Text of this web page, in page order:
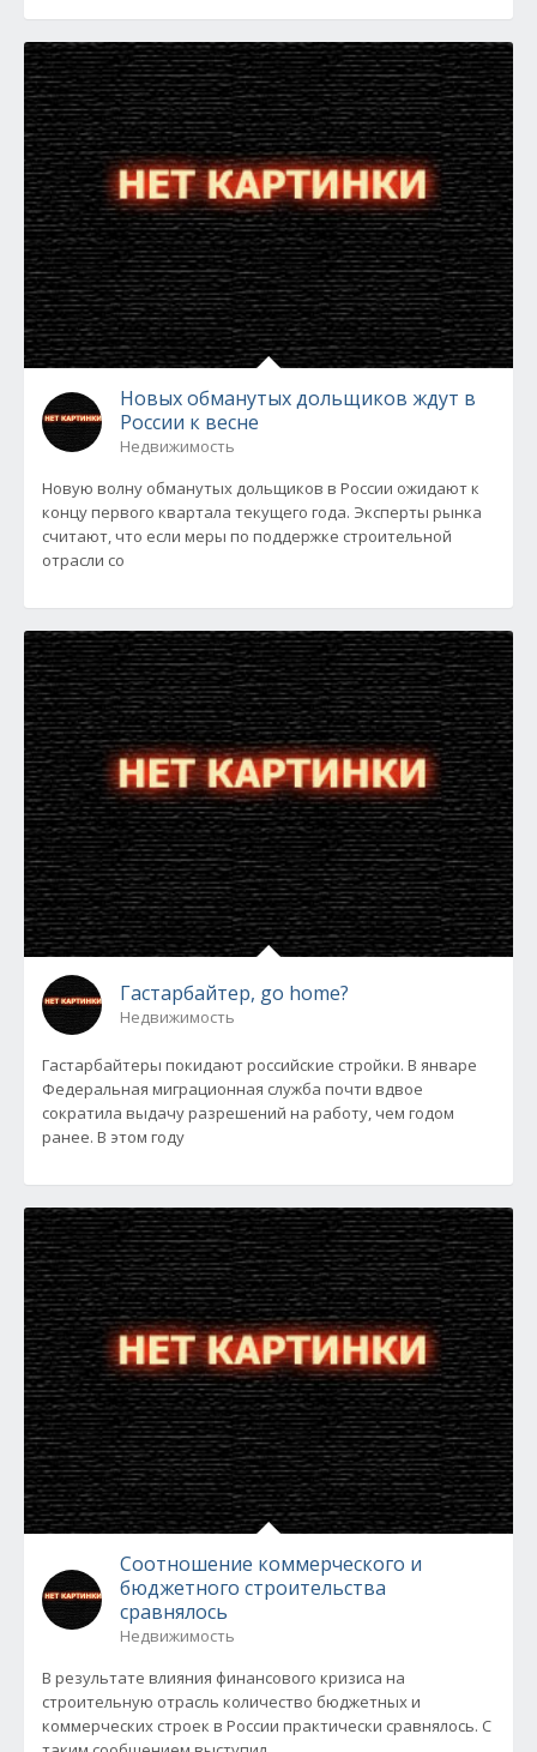
Новых обманутых дольщиков ждут в
России к весне
Недвижимость
Новую волну обманутых дольщиков в России ожидают к
концу первого квартала текущего года. Эксперты рынка
считают, что если меры по поддержке строительной
отрасли со
Гастарбайтер, go home?
Недвижимость
Гастарбайтеры покидают российские стройки. В январе
Федеральная миграционная служба почти вдвое
сократила выдачу разрешений на работу, чем годом
ранее. В этом году
Соотношение коммерческого и
бюджетного строительства
сравнялось
Недвижимость
В результате влияния финансового кризиса на
строительную отрасль количество бюджетных и
коммерческих строек в России практически сравнялось. С